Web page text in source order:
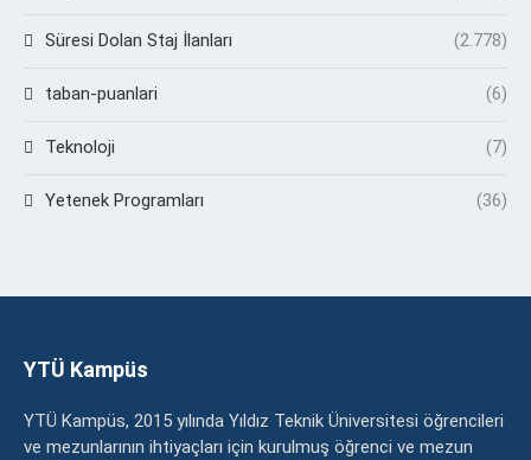
Süresi Dolan Staj İlanları (2.778)
taban-puanlari (6)
Teknoloji (7)
Yetenek Programları (36)
YTÜ Kampüs
YTÜ Kampüs, 2015 yılında Yıldız Teknik Üniversitesi öğrencileri
ve mezunlarının ihtiyaçları için kurulmuş öğrenci ve mezun